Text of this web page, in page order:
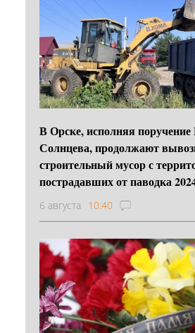
В Орске, исполняя поручение
Солнцева, продолжают
строительный мусор с
пострадавших от паводка
6 августа 10:40